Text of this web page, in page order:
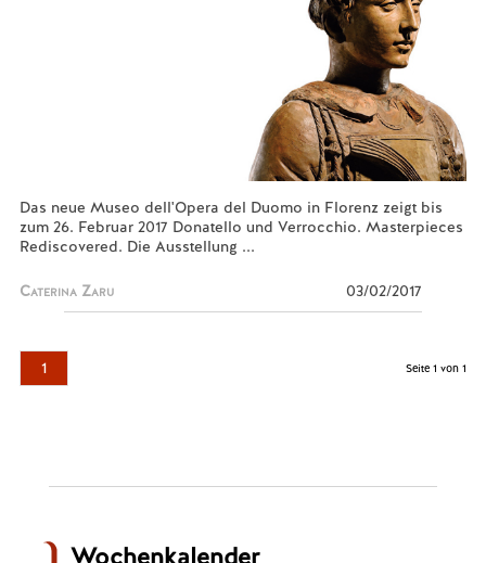
Das neue Museo dell'Opera del Duomo in Florenz zeigt bis
zum 26. Februar 2017 Donatello und Verrocchio. Masterpieces
Rediscovered. Die Ausstellung ...
Caterina Zaru 03/02/2017
1 Seite 1 von 1